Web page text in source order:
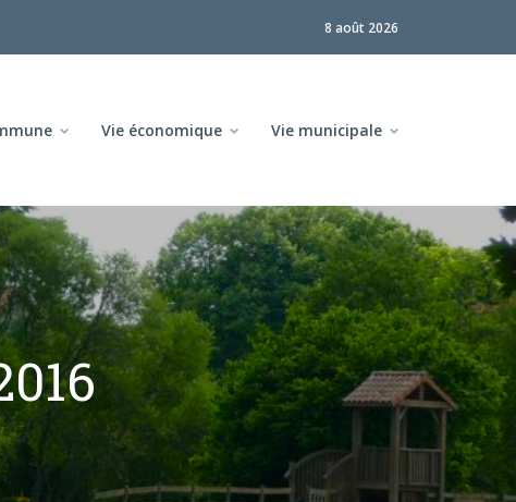
8 août 2026
Vie économique Vie municipale